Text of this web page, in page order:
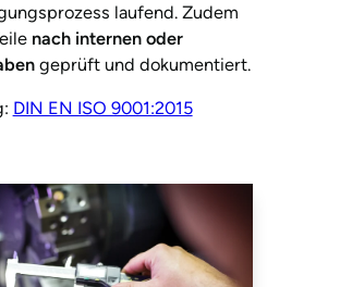
laufend. Zudem
nach internen oder
geprüft und dokumentiert.
DIN EN ISO 9001:2015